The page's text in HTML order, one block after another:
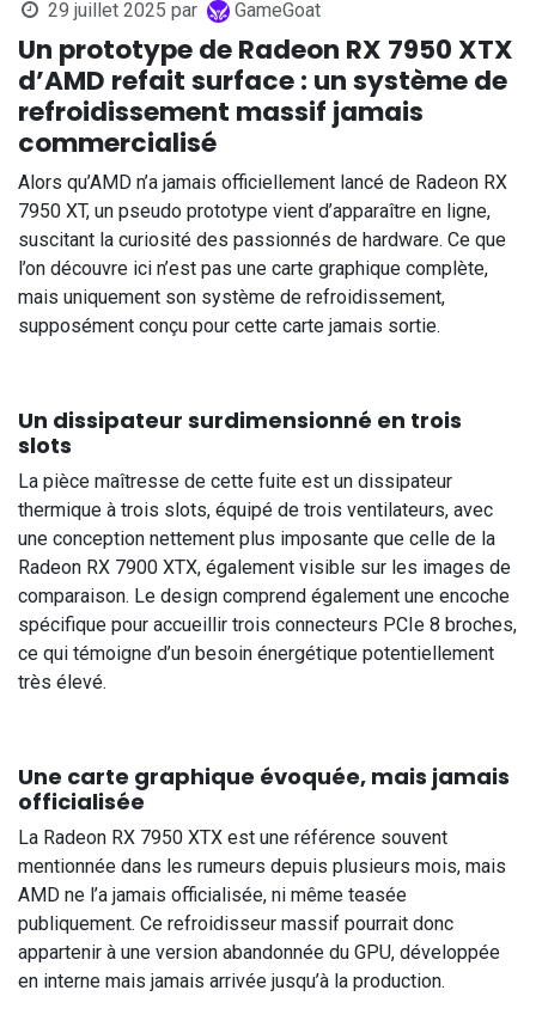
29 juillet 2025 par GameGoat
Un prototype de Radeon RX 7950 XTX
d’AMD refait surface : un système de
refroidissement massif jamais
commercialisé
Alors qu’AMD n’a jamais officiellement lancé de Radeon RX
7950 XT, un pseudo prototype vient d’apparaître en ligne,
suscitant la curiosité des passionnés de hardware. Ce que
l’on découvre ici n’est pas une carte graphique complète,
mais uniquement son système de refroidissement,
supposément conçu pour cette carte jamais sortie.
Un dissipateur surdimensionné en trois
slots
La pièce maîtresse de cette fuite est un dissipateur
thermique à trois slots, équipé de trois ventilateurs, avec
une conception nettement plus imposante que celle de la
Radeon RX 7900 XTX, également visible sur les images de
comparaison. Le design comprend également une encoche
spécifique pour accueillir trois connecteurs PCIe 8 broches,
ce qui témoigne d’un besoin énergétique potentiellement
très élevé.
Une carte graphique évoquée, mais jamais
officialisée
La Radeon RX 7950 XTX est une référence souvent
mentionnée dans les rumeurs depuis plusieurs mois, mais
AMD ne l’a jamais officialisée, ni même teasée
publiquement. Ce refroidisseur massif pourrait donc
appartenir à une version abandonnée du GPU, développée
en interne mais jamais arrivée jusqu’à la production.